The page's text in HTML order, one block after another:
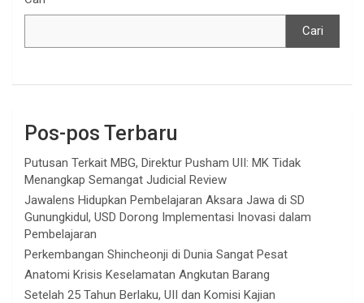
Cari
Pos-pos Terbaru
Putusan Terkait MBG, Direktur Pusham UII: MK Tidak
Menangkap Semangat Judicial Review
Jawalens Hidupkan Pembelajaran Aksara Jawa di SD
Gunungkidul, USD Dorong Implementasi Inovasi dalam
Pembelajaran
Perkembangan Shincheonji di Dunia Sangat Pesat
Anatomi Krisis Keselamatan Angkutan Barang
Setelah 25 Tahun Berlaku, UII dan Komisi Kajian